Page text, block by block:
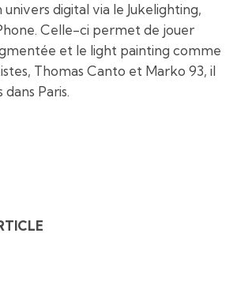
digital via le Jukelighting,
Celle-ci permet de jouer
et le light painting comme
Thomas Canto et Marko 93, il
Paris.